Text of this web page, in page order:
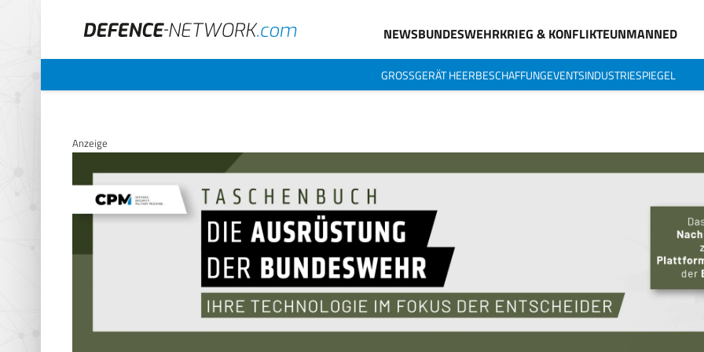
NEWSBUNDESWEHRKRIEG & KONFLIKTEUNMANNED
GROSSGERÄT HEERBESCHAFFUNGEVENTSINDUSTRIESPIEGEL
Anzeige